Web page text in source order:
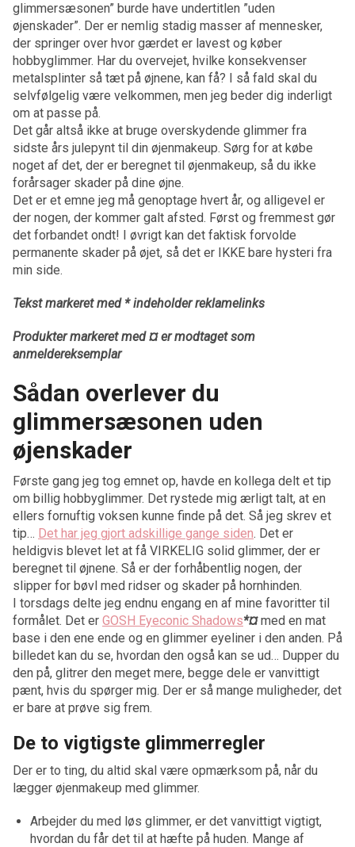
glimmersæsonen” burde have undertitlen ”uden
øjenskader”. Der er nemlig stadig masser af mennesker,
der springer over hvor gærdet er lavest og køber
hobbyglimmer. Har du overvejet, hvilke konsekvenser
metalsplinter så tæt på øjnene, kan få? I så fald skal du
selvfølgelig være velkommen, men jeg beder dig inderligt
om at passe på.
Det går altså ikke at bruge overskydende glimmer fra
sidste års julepynt til din øjenmakeup. Sørg for at købe
noget af det, der er beregnet til øjenmakeup, så du ikke
forårsager skader på dine øjne.
Det er et emne jeg må genoptage hvert år, og alligevel er
der nogen, der kommer galt afsted. Først og fremmest gør
det forbandet ondt! I øvrigt kan det faktisk forvolde
permanente skader på øjet, så det er IKKE bare hysteri fra
min side.
Tekst markeret med * indeholder reklamelinks
Produkter markeret med ¤ er modtaget som
anmeldereksemplar
Sådan overlever du
glimmersæsonen uden
øjenskader
Første gang jeg tog emnet op, havde en kollega delt et tip
om billig hobbyglimmer. Det rystede mig ærligt talt, at en
ellers fornuftig voksen kunne finde på det. Så jeg skrev et
tip… Det har jeg gjort adskillige gange siden. Det er
heldigvis blevet let at få VIRKELIG solid glimmer, der er
beregnet til øjnene. Så er der forhåbentlig nogen, der
slipper for bøvl med ridser og skader på hornhinden.
I torsdags delte jeg endnu engang en af mine favoritter til
formålet. Det er GOSH Eyeconic Shadows*¤med en mat
base i den ene ende og en glimmer eyeliner i den anden. På
billedet kan du se, hvordan den også kan se ud… Dupper du
den på, glitrer den meget mere, begge dele er vanvittigt
pænt, hvis du spørger mig. Der er så mange muligheder, det
er bare at prøve sig frem.
De to vigtigste glimmerregler
Der er to ting, du altid skal være opmærksom på, når du
lægger øjenmakeup med glimmer.
Arbejder du med løs glimmer, er det vanvittigt vigtigt,
hvordan du får det til at hæfte på huden. Mange af